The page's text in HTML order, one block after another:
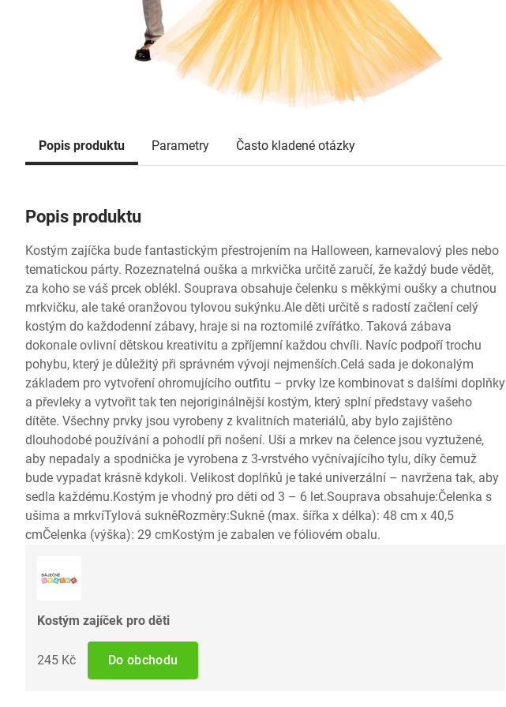
Popis produktu Parametry Často kladené otázky
Popis produktu
Kostým zajíčka bude fantastickým přestrojením na Halloween, karnevalový ples nebo
tematickou párty. Rozeznatelná ouška a mrkvička určitě zaručí, že každý bude vědět,
za koho se váš prcek oblékl. Souprava obsahuje čelenku s měkkými oušky a chutnou
mrkvičku, ale také oranžovou tylovou sukýnku.Ale děti určitě s radostí začlení celý
kostým do každodenní zábavy, hraje si na roztomilé zvířátko. Taková zábava
dokonale ovlivní dětskou kreativitu a zpříjemní každou chvíli. Navíc podpoří trochu
pohybu, který je důležitý při správném vývoji nejmenších.Celá sada je dokonalým
základem pro vytvoření ohromujícího outfitu – prvky lze kombinovat s dalšími doplňky
a převleky a vytvořit tak ten nejoriginálnější kostým, který splní představy vašeho
dítěte. Všechny prvky jsou vyrobeny z kvalitních materiálů, aby bylo zajištěno
dlouhodobé používání a pohodlí při nošení. Uši a mrkev na čelence jsou vyztužené,
aby nepadaly a spodnička je vyrobena z 3-vrstvého vyčnívajícího tylu, díky čemuž
bude vypadat krásně kdykoli. Velikost doplňků je také univerzální – navržena tak, aby
sedla každému.Kostým je vhodný pro děti od 3 – 6 let.Souprava obsahuje:Čelenka s
ušima a mrkvíTylová sukněRozměry:Sukně (max. šířka x délka): 48 cm x 40,5
cmČelenka (výška): 29 cmKostým je zabalen ve fóliovém obalu.
Kostým zajíček pro děti
245 Kč Do obchodu